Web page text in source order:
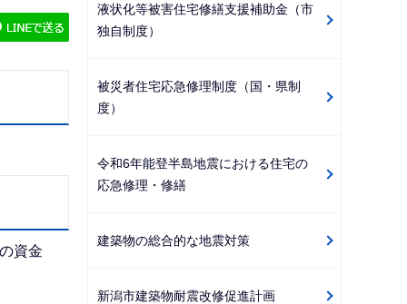
資金
シ
こ
ら
液状化等被害住宅修繕支援補助金（市
独自制度）
被災者住宅応急修理制度（国・県制
度）
令和6年能登半島地震における住宅の
応急修理・修繕
建築物の総合的な地震対策
新潟市建築物耐震改修促進計画